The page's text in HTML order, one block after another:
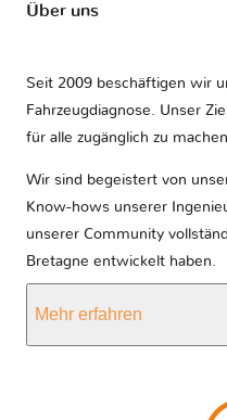
Über uns
Seit 2009 beschäftigen wir
Fahrzeugdiagnose. Unser
für alle zugänglich zu
Wir sind begeistert von
Know-hows unserer
unserer Community
Bretagne entwickelt haben.
Mehr erfahren